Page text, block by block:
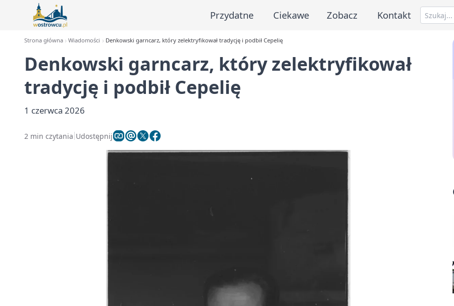
Przydatne Ciekawe Zobacz Kontakt
Strona główna Wiadomości Denkowski garncarz, który zelektryfikował tradycję i podbił Cepelię
Denkowski garncarz, który zelektryfikował
tradycję i podbił Cepelię
1 czerwca 2026
2 min czytania Udostępnij